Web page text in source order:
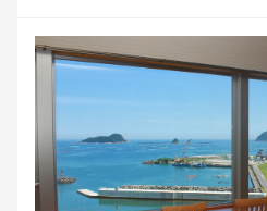
窓の向こうに広がる北浦の海を眺
ゆったりとした夕食の時間をお楽し
目の前の海から届く恵み、そして
しいものを選び、一皿一皿に心を込
季節によって変わる味わいととも
きをお楽しみください。